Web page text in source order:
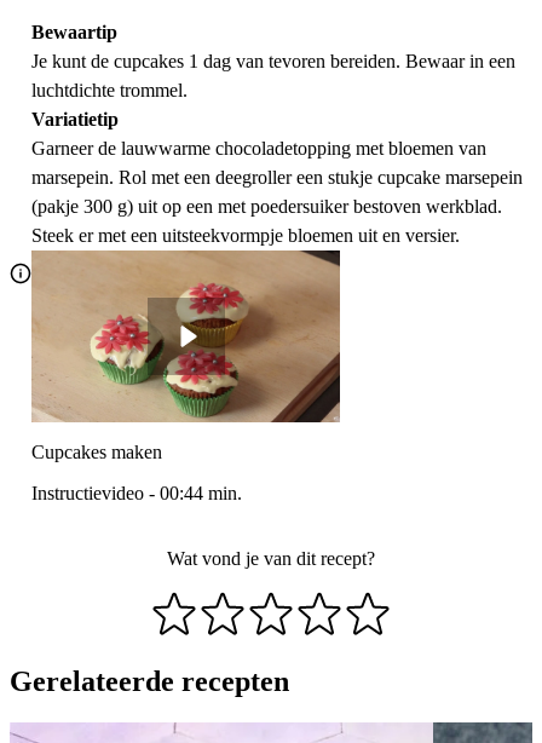
Bewaartip
Je kunt de cupcakes 1 dag van tevoren bereiden. Bewaar in een
luchtdichte trommel.
Variatietip
Garneer de lauwwarme chocoladetopping met bloemen van
marsepein. Rol met een deegroller een stukje cupcake marsepein
(pakje 300 g) uit op een met poedersuiker bestoven werkblad.
Steek er met een uitsteekvormpje bloemen uit en versier.
Cupcakes maken
Instructievideo - 00:44 min.
Wat vond je van dit recept?
Gerelateerde recepten